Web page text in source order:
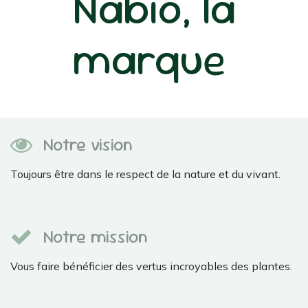
marque
Notre vision
Toujours être dans le respect de la nature et du vivant.
Notre mission
Vous faire bénéficier des vertus incroyables des plantes.